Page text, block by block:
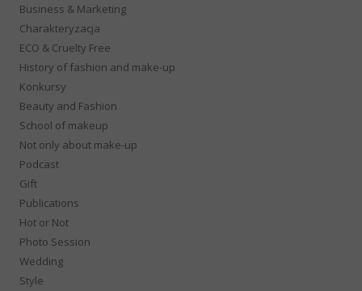
Business & Marketing
Charakteryzacja
ECO & Cruelty Free
History of fashion and make-up
Konkursy
Beauty and Fashion
School of makeup
Not only about make-up
Podcast
Gift
Publications
Hot or Not
Photo Session
Wedding
Style